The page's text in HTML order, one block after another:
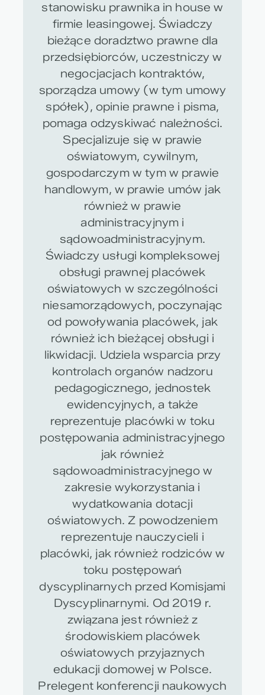
stanowisku prawnika in house w
firmie leasingowej. Świadczy
bieżące doradztwo prawne dla
przedsiębiorców, uczestniczy w
negocjacjach kontraktów,
sporządza umowy (w tym umowy
spółek), opinie prawne i pisma,
pomaga odzyskiwać należności.
Specjalizuje się w prawie
oświatowym, cywilnym,
gospodarczym w tym w prawie
handlowym, w prawie umów jak
również w prawie
administracyjnym i
sądowoadministracyjnym.
Świadczy usługi kompleksowej
obsługi prawnej placówek
oświatowych w szczególności
niesamorządowych, poczynając
od powoływania placówek, jak
również ich bieżącej obsługi i
likwidacji. Udziela wsparcia przy
kontrolach organów nadzoru
pedagogicznego, jednostek
ewidencyjnych, a także
reprezentuje placówki w toku
postępowania administracyjnego
jak również
sądowoadministracyjnego w
zakresie wykorzystania i
wydatkowania dotacji
oświatowych. Z powodzeniem
reprezentuje nauczycieli i
placówki, jak również rodziców w
toku postępowań
dyscyplinarnych przed Komisjami
Dyscyplinarnymi. Od 2019 r.
związana jest również z
środowiskiem placówek
oświatowych przyjaznych
edukacji domowej w Polsce.
Prelegent konferencji naukowych